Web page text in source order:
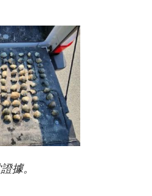
據。